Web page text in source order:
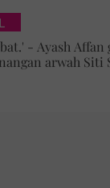
- Ayash Affan
arwah Siti